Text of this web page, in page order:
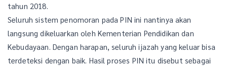
tahun 2018.
Seluruh sistem penomoran pada PIN ini nantinya akan
langsung dikeluarkan oleh Kementerian Pendidikan dan
Kebudayaan. Dengan harapan, seluruh ijazah yang keluar bisa
terdeteksi dengan baik. Hasil proses PIN itu disebut sebagai